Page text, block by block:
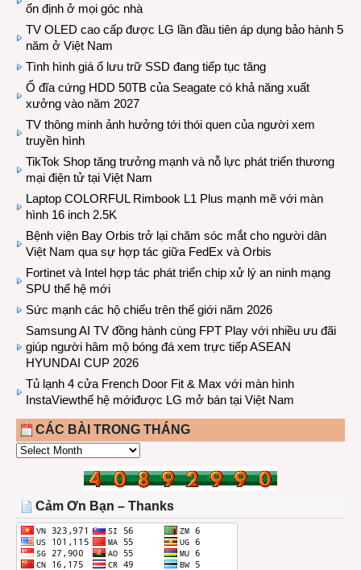
ổn định ở mọi góc nhà
TV OLED cao cấp được LG lần đầu tiên áp dụng bảo hành 5
năm ở Việt Nam
Tình hình giá ổ lưu trữ SSD đang tiếp tục tăng
Ổ đĩa cứng HDD 50TB của Seagate có khả năng xuất
xưởng vào năm 2027
TV thông minh ảnh hưởng tới thói quen của người xem
truyền hình
TikTok Shop tăng trưởng mạnh và nỗ lực phát triển thương
mại điện tử tại Việt Nam
Laptop COLORFUL Rimbook L1 Plus mạnh mẽ với màn
hình 16 inch 2.5K
Bệnh viện Bay Orbis trở lại chăm sóc mắt cho người dân
Việt Nam qua sự hợp tác giữa FedEx và Orbis
Fortinet và Intel hợp tác phát triển chip xử lý an ninh mạng
SPU thế hệ mới
Sức mạnh các hộ chiếu trên thế giới năm 2026
Samsung AI TV đồng hành cùng FPT Play với nhiều ưu đãi
giúp người hâm mộ bóng đá xem trực tiếp ASEAN
HYUNDAI CUP 2026
Tủ lạnh 4 cửa French Door Fit & Max với màn hình
InstaViewthế hệ mớiđược LG mở bán tại Việt Nam
CÁC BÀI TRONG THÁNG
CÁC
THÁNG
Cảm Ơn Bạn – Thanks